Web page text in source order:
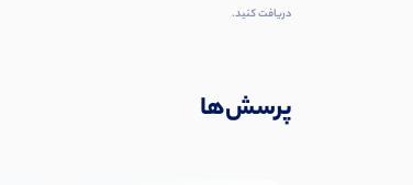
دریافت کنید.
پرسش‌ها